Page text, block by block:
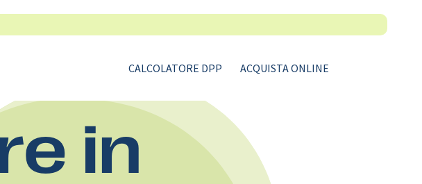
CALCOLATORE DPP ACQUISTA ONLINE
in